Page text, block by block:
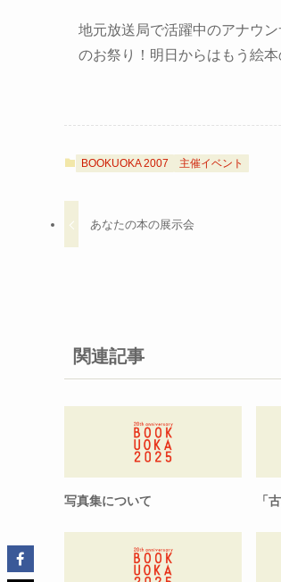
地元放送局で活躍中のアナウ
のお祭り！明日からはもう絵本
BOOKUOKA 2007 主催イベント
あなたの本の展示会
関連記事
写真集について 「